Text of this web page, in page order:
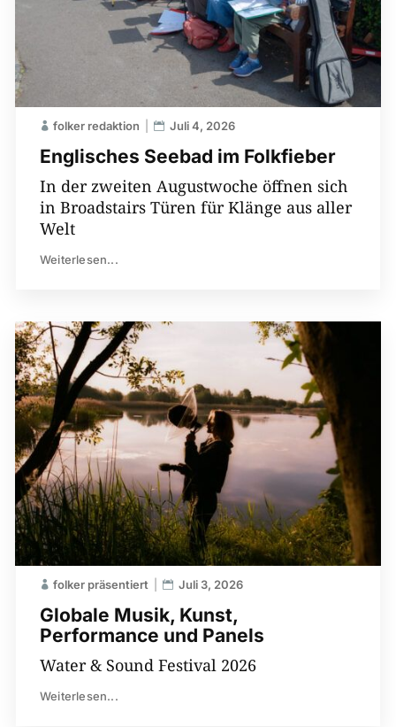
Englisches Seebad im Folkfieber
folker redaktion Juli 4, 2026
In der zweiten Augustwoche öffnen sich
in Broadstairs Türen für Klänge aus aller
Welt
Weiterlesen...
Globale Musik, Kunst,
Performance und Panels
folker präsentiert Juli 3, 2026
Water & Sound Festival 2026
Weiterlesen...